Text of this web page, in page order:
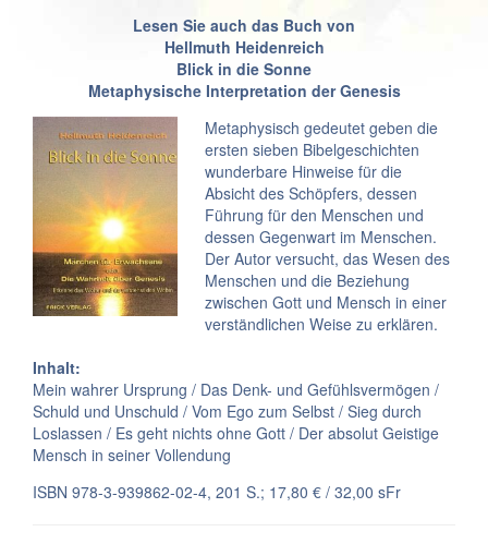
Lesen Sie auch das Buch von
Hellmuth Heidenreich
Blick in die Sonne
Metaphysische Interpretation der Genesis
Metaphysisch gedeutet geben die
ersten sieben Bibelgeschichten
wunderbare Hinweise für die
Absicht des Schöpfers, dessen
Führung für den Menschen und
dessen Gegenwart im Menschen.
Der Autor versucht, das Wesen des
Menschen und die Beziehung
zwischen Gott und Mensch in einer
verständlichen Weise zu erklären.
Inhalt:
Mein wahrer Ursprung / Das Denk- und Gefühlsvermögen /
Schuld und Unschuld / Vom Ego zum Selbst / Sieg durch
Loslassen / Es geht nichts ohne Gott / Der absolut Geistige
Mensch in seiner Vollendung
ISBN 978-3-939862-02-4, 201 S.; 17,80 € / 32,00 sFr